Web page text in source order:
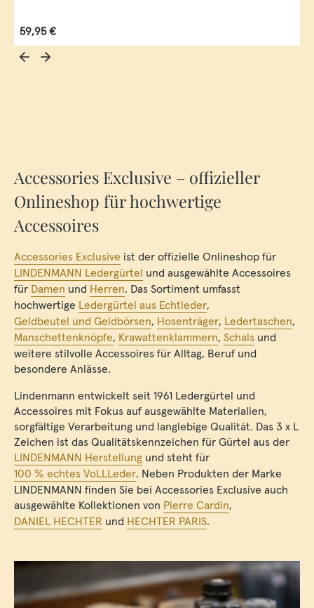
Regulärer Preis:
59,95 €
Accessories Exclusive – offizieller
Onlineshop für hochwertige
Accessoires
Accessories Exclusive ist der offizielle Onlineshop für
LINDENMANN Ledergürtel und ausgewählte Accessoires
für Damen und Herren. Das Sortiment umfasst
hochwertige Ledergürtel aus Echtleder,
Geldbeutel und Geldbörsen, Hosenträger, Ledertaschen,
Manschettenknöpfe, Krawattenklammern, Schals und
weitere stilvolle Accessoires für Alltag, Beruf und
besondere Anlässe.
Lindenmann entwickelt seit 1961 Ledergürtel und
Accessoires mit Fokus auf ausgewählte Materialien,
sorgfältige Verarbeitung und langlebige Qualität. Das 3 x L
Zeichen ist das Qualitätskennzeichen für Gürtel aus der
LINDENMANN Herstellung und steht für
100 % echtes VoLLLeder. Neben Produkten der Marke
LINDENMANN finden Sie bei Accessories Exclusive auch
ausgewählte Kollektionen von Pierre Cardin,
DANIEL HECHTER und HECHTER PARIS.